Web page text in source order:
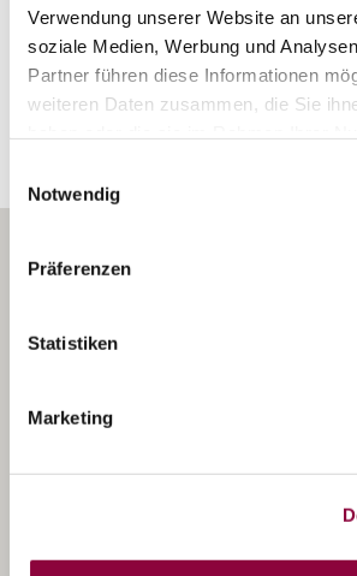
Verwendung unserer Website an
soziale Medien, Werbung und
Partner führen diese Informationen
weiteren Daten zusammen, die Sie
Notwendig
Präferenzen
Statistiken
Marketing
Erkunden Sie die
Weingüter